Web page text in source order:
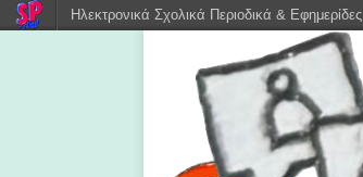
Ηλεκτρονικά Σχολικά Περιοδικά & Εφημερίδες